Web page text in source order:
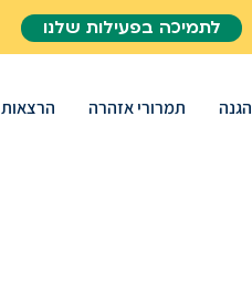
לתמיכה בפעילות שלנו
הגנה תמרורי אזהרה הרצאות